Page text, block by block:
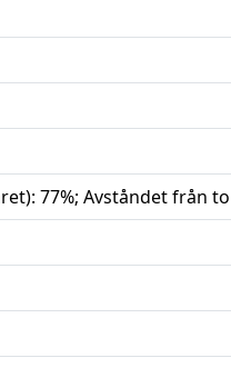
77%; Avståndet från